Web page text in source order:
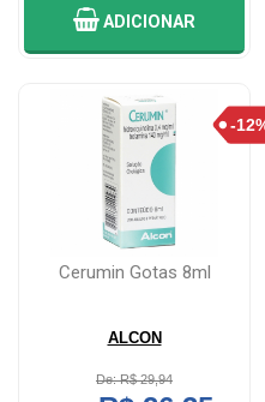
ATENDIMENTO
LOCALIZAÇÃO
ATENDIMENTO
ADICIONAR
Cerumin Gotas 8ml
ALCON
De: R$ 29,94